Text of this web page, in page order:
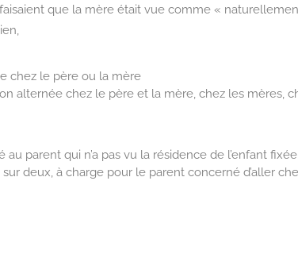
que la mère était vue comme «
chez le père ou la mère
alternée chez le père et la mère, chez les mères,
parent qui n’a pas vu la résidence de l’enfant
deux, à charge pour le parent concerné d’aller